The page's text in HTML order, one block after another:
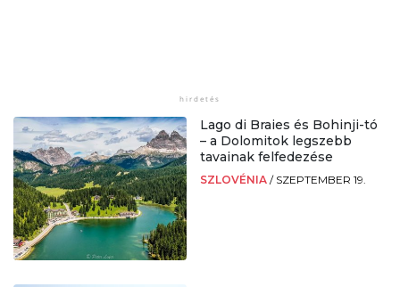
Lago di Braies és Bohinji-tó
– a Dolomitok legszebb
tavainak felfedezése
SZLOVÉNIA / SZEPTEMBER 19.